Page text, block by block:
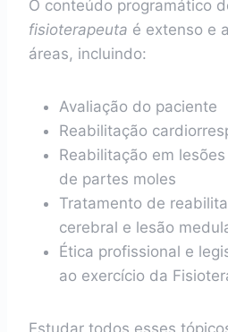
O conteúdo programático
fisioterapeuta é extenso e
áreas, incluindo:
Avaliação do paciente
Reabilitação
Reabilitação em
de partes moles
Tratamento de
cerebral e lesão
Ética profissional e
ao exercício da
Estudar todos esses